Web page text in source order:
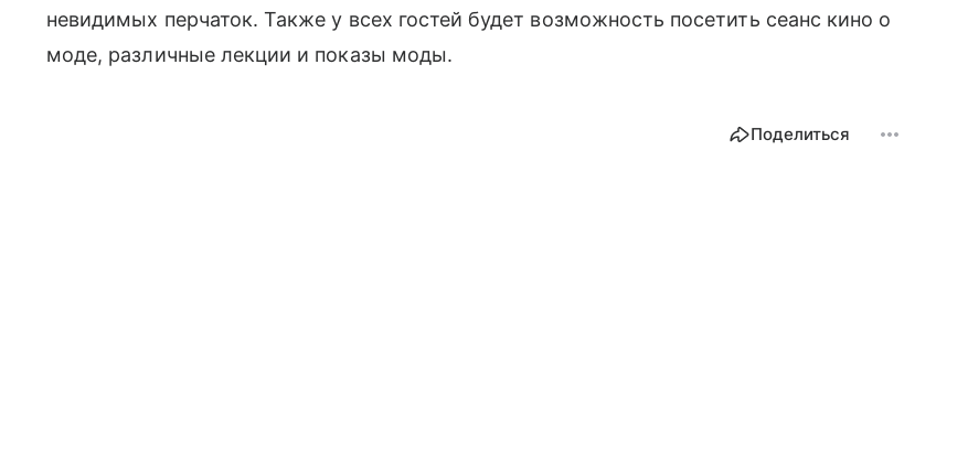
невидимых перчаток. Также у всех гостей будет возможность посетить сеанс кино о
моде, различные лекции и показы моды.
Поделиться